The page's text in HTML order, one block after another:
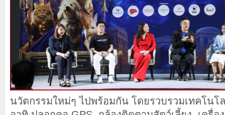
นวัตกรรมใหม่ๆ ไปพร้อมกัน โดยรวบรวมเทคโนโ